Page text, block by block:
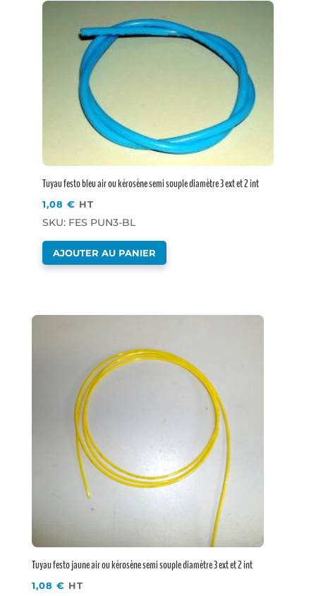
Tuyau festo bleu air ou kérosène semi souple diamètre 3 ext et 2 int
1,08 € HT
SKU: FES PUN3-BL
AJOUTER AU PANIER
Tuyau festo jaune air ou kérosène semi souple diamètre 3 ext et 2 int
1,08€ HT